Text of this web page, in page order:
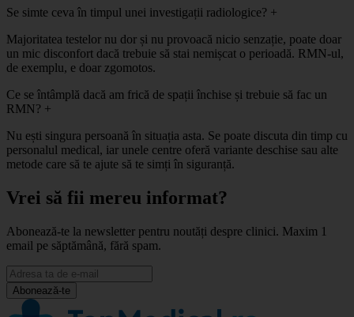
Se simte ceva în timpul unei investigații radiologice? +
Majoritatea testelor nu dor și nu provoacă nicio senzație, poate doar
un mic disconfort dacă trebuie să stai nemișcat o perioadă. RMN-ul,
de exemplu, e doar zgomotos.
Ce se întâmplă dacă am frică de spații închise și trebuie să fac un
RMN? +
Nu ești singura persoană în situația asta. Se poate discuta din timp cu
personalul medical, iar unele centre oferă variante deschise sau alte
metode care să te ajute să te simți în siguranță.
Vrei să fii mereu informat?
Abonează-te la newsletter pentru noutăți despre clinici. Maxim 1
email pe săptămână, fără spam.
Abonează-te